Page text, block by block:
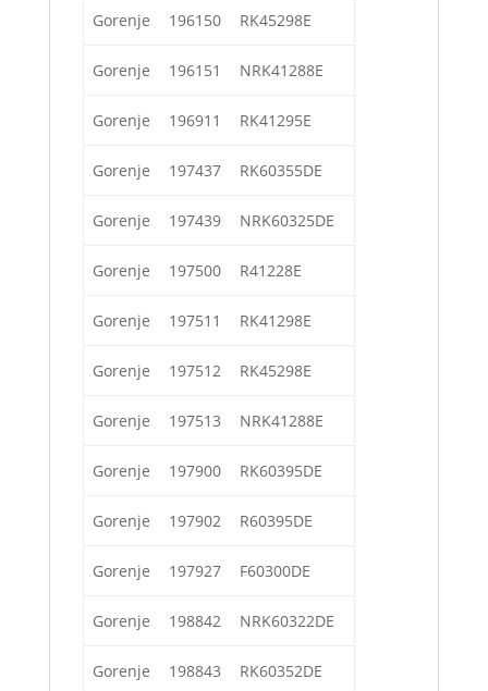
Gorenje 196150 RK45298E
Gorenje 196151 NRK41288E
Gorenje 196911 RK41295E
Gorenje 197437 RK60355DE
Gorenje 197439 NRK60325DE
Gorenje 197500 R41228E
Gorenje 197511 RK41298E
Gorenje 197512 RK45298E
Gorenje 197513 NRK41288E
Gorenje 197900 RK60395DE
Gorenje 197902 R60395DE
Gorenje 197927 F60300DE
Gorenje 198842 NRK60322DE
Gorenje 198843 RK60352DE